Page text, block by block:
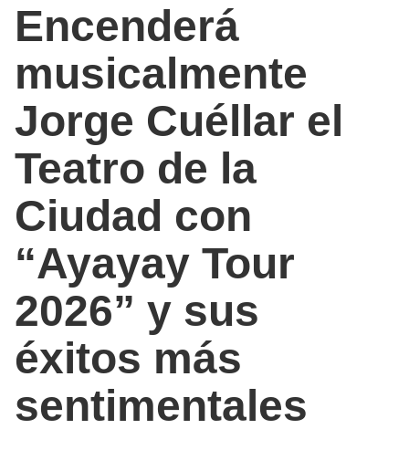
Encenderá
musicalmente
Jorge Cuéllar el
Teatro de la
Ciudad con
“Ayayay Tour
2026” y sus
éxitos más
sentimentales